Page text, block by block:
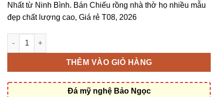
Nhất từ Ninh Bình. Bán Chiếu rồng nhà thờ họ nhiều mẫu
đẹp chất lượng cao, Giá rẻ T08, 2026
Chiếu rồng đá ở Vĩnh Phúc bằng Đá xanh Nguyên khối Ninh
THÊM VÀO GIỎ HÀNG
Đá mỹ nghệ Bảo Ngọc